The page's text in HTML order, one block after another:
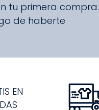
tu primera compra.
de haberte
EN